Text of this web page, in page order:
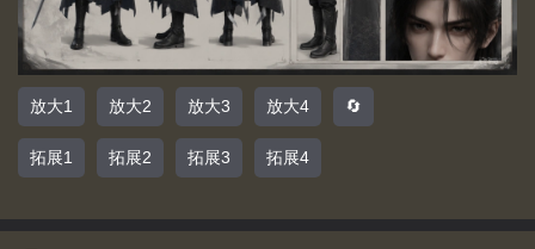
放大1 放大2 放大3 放大4 🔄
拓展1 拓展2 拓展3 拓展4